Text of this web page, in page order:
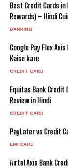
Best Credit Cards in
Rewards) – Hindi
BANKING
Google Pay Flex
Kaise kare
CREDIT CARD
Equitas Bank
Review in Hindi
CREDIT CARD
PayLater vs Credit
EMI CARD
Airtel Axis Bank